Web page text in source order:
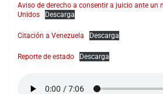
Aviso de derecho a consentir a juicio ante un
Unidos
Descarga
Citación a Venezuela Descarga
Reporte de estado Descarga